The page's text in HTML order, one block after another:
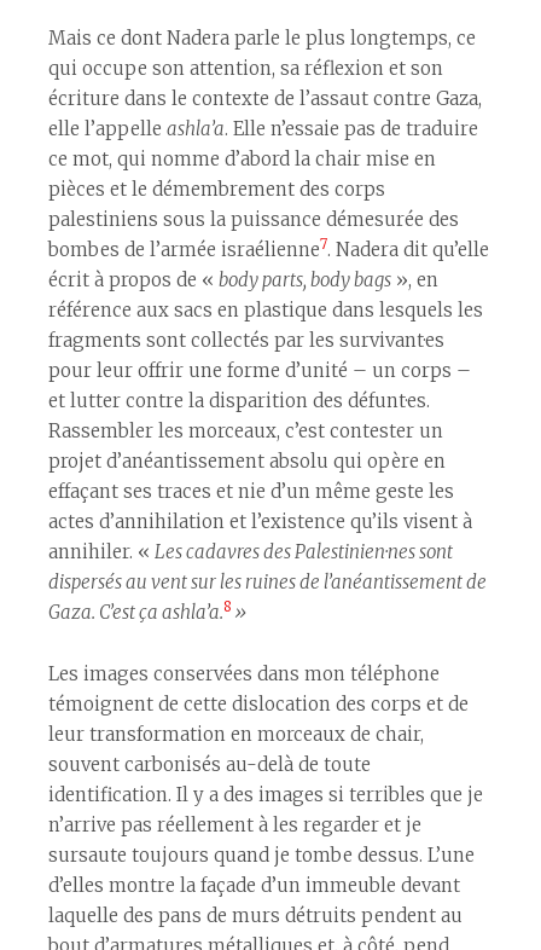
Mais ce dont Nadera parle le plus longtemps, ce
qui occupe son attention, sa réflexion et son
écriture dans le contexte de l’assaut contre Gaza,
elle l’appelleashla’a. Elle n’essaie pas de traduire
ce mot, qui nomme d’abord la chair mise en
pièces et le démembrement des corps
palestiniens sous la puissance démesurée des
bombes de l’armée israélienne7. Nadera dit qu’elle
écrit à propos de «body parts, body bags », en
référence aux sacs en plastique dans lesquels les
fragments sont collectés par les survivant·es
pour leur offrir une forme d’unité – un corps –
et lutter contre la disparition des défunt·es.
Rassembler les morceaux, c’est contester un
projet d’anéantissement absolu qui opère en
effaçant ses traces et nie d’un même geste les
actes d’annihilation et l’existence qu’ils visent à
annihiler. « Les cadavres des Palestinien·nes sont
dispersés au vent sur les ruines de l’anéantissement de
Gaza. C’est ça ashla’a.8 »
Les images conservées dans mon téléphone
témoignent de cette dislocation des corps et de
leur transformation en morceaux de chair,
souvent carbonisés au-delà de toute
identification. Il y a des images si terribles que je
n’arrive pas réellement à les regarder et je
sursaute toujours quand je tombe dessus. L’une
d’elles montre la façade d’un immeuble devant
laquelle des pans de murs détruits pendent au
bout d’armatures métalliques et, à côté, pend